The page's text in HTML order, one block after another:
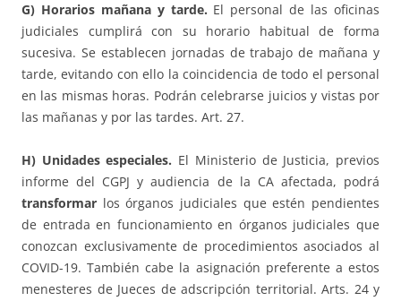
G) Horarios mañana y tarde. El personal de las oficinas
judiciales cumplirá con su horario habitual de forma
sucesiva. Se establecen jornadas de trabajo de mañana y
tarde, evitando con ello la coincidencia de todo el personal
en las mismas horas. Podrán celebrarse juicios y vistas por
las mañanas y por las tardes. Art. 27.
H) Unidades especiales. El Ministerio de Justicia, previos
informe del CGPJ y audiencia de la CA afectada, podrá
transformar los órganos judiciales que estén pendientes
de entrada en funcionamiento en órganos judiciales que
conozcan exclusivamente de procedimientos asociados al
COVID-19. También cabe la asignación preferente a estos
menesteres de Jueces de adscripción territorial. Arts. 24 y